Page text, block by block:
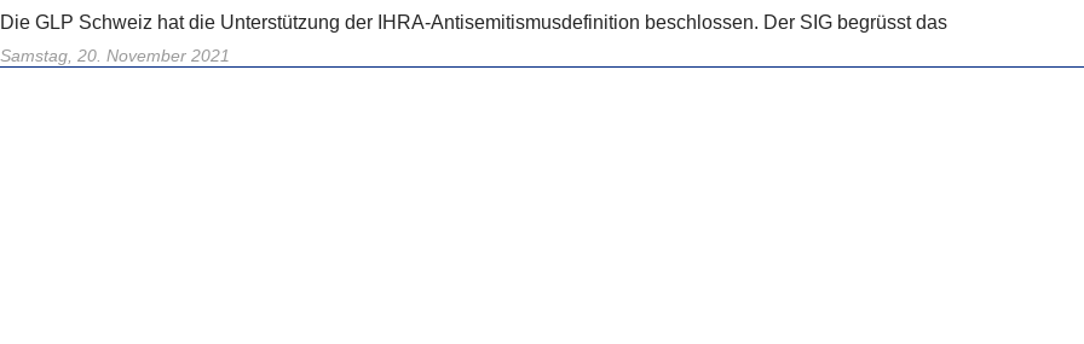
Die GLP Schweiz hat die Unterstützung der IHRA-Antisemitismusdefinition beschlossen. Der SIG begrüsst das
Samstag, 20. November 2021